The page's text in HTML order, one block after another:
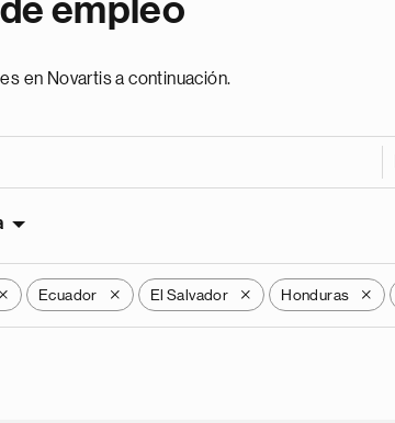
empleo
en Novartis a continuación.
X Ecuador X El Salvador X Honduras X